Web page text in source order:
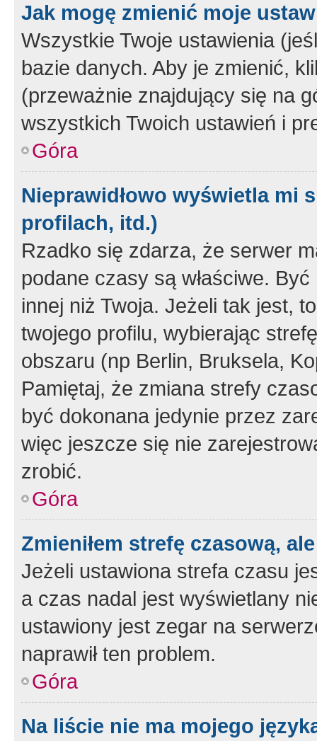
Jak mogę zmienić moje
Wszystkie Twoje ustawienia
bazie danych. Aby je zmienić,
(przeważnie znajdujący się na
wszystkich Twoich ustawień i
Góra
Nieprawidłowo wyświetla mi
profilach, itd.)
Rzadko się zdarza, że serwer
podane czasy są właściwe.
innej niż Twoja. Jeżeli tak jest,
twojego profilu, wybierając
obszaru (np Berlin, Bruksela,
Pamiętaj, że zmiana strefy
być dokonana jedynie przez
więc jeszcze się nie
zrobić.
Góra
Zmieniłem strefę czasową,
Jeżeli ustawiona strefa czasu
a czas nadal jest wyświetlany
ustawiony jest zegar na
naprawił ten problem.
Góra
Na liście nie ma mojego